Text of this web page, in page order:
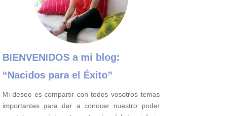
BIENVENIDOS a mi blog:
“Nacidos para el Éxito”
Mi deseo es compartir con todos vosotros temas
importantes para dar a conocer nuestro poder